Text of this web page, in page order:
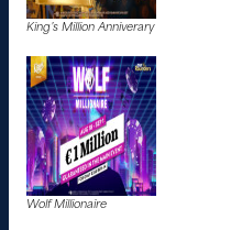
King’s Million Anniverary
Wolf Millionaire